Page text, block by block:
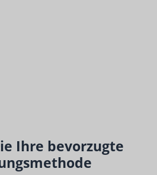
Ihre bevorzugte